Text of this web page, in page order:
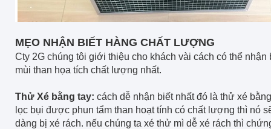
MẸO NHẬN BIẾT HÀNG CHẤT LƯỢNG
Cty 2G chúng tôi giới thiệu cho khách vài cách có thể nhận
mùi than họa tích chất lượng nhất.
Thử Xé bằng tay: cách dễ nhận biết nhất đó là thử xé
lọc bụi được phun tẩm than hoạt tính có chất lượng thì nó
dàng bị xé rách. nếu chúng ta xé thử mì dễ xé rách thì